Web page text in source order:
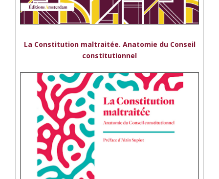
La Constitution maltraitée. Anatomie du Conseil
constitutionnel